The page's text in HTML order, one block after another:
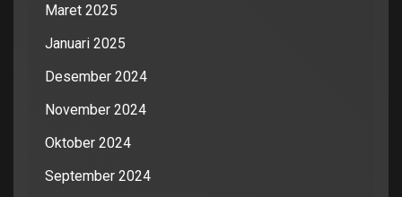
Maret 2025
Januari 2025
Desember 2024
November 2024
Oktober 2024
September 2024